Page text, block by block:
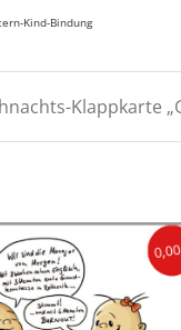
Kind-Bindung
Klappkarte